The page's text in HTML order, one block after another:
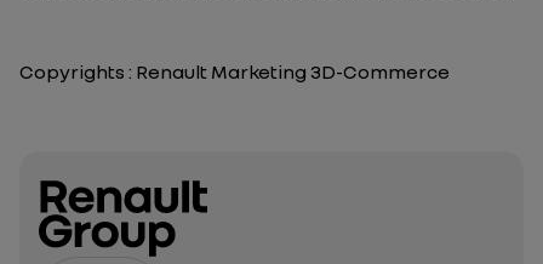
Copyrights : Renault Marketing 3D-Commerce